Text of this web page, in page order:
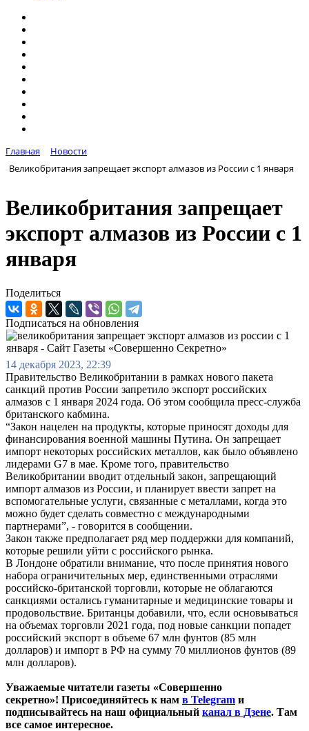
Главная
Новости
Великобритания запрещает экспорт алмазов из России с 1 января
Великобритания запрещает
экспорт алмазов из России с 1
января
Поделиться
Подписаться на обновления
14 декабря 2023, 22:39
Правительство Великобритании в рамках нового пакета
санкций против России запретило экспорт российских
алмазов с 1 января 2024 года. Об этом сообщила пресс-служба
британского кабмина.
“Закон нацелен на продукты, которые приносят доходы для
финансирования военной машины Путина. Он запрещает
импорт некоторых российских металлов, как было объявлено
лидерами G7 в мае. Кроме того, правительство
Великобритании вводит отдельный закон, запрещающий
импорт алмазов из России, и планирует ввести запрет на
вспомогательные услуги, связанные с металлами, когда это
можно будет сделать совместно с международными
партнерами”, - говорится в сообщении.
Закон также предполагает ряд мер поддержки для компаний,
которые решили уйти с российского рынка.
В Лондоне обратили внимание, что после принятия нового
набора ограничительных мер, единственными отраслями
российско-британской торговли, которые не облагаются
санкциями остались гуманитарные и медицинские товары и
продовольствие. Британцы добавили, что, если основываться
на объемах торговли 2021 года, под новые санкции попадет
российский экспорт в объеме 67 млн фунтов (85 млн
долларов) и импорт в РФ на сумму 70 миллионов фунтов (89
млн долларов).
Уважаемые читатели газеты «Совершенно
секретно»! Присоединяйтесь к нам в Telegram и
подписывайтесь на наш официальный канал в Дзене. Там
все самое интересное.